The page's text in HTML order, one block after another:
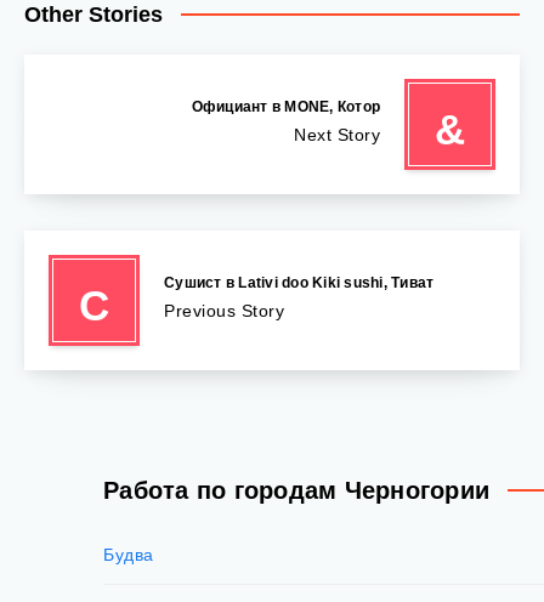
Other Stories
&
️ Официант в MONE, Котор
Next Story
С Сушист в Lativi doo Kiki sushi, Тиват
Previous Story
Работа по городам Черногории
Будва